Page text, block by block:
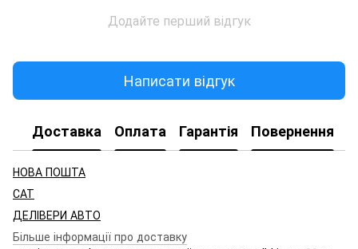
Додайте перший відгук
Написати відгук
Доставка Оплата Гарантія Повернення
НОВА ПОШТА
САТ
ДЕЛІВЕРИ АВТО
Більше інформації про доставку